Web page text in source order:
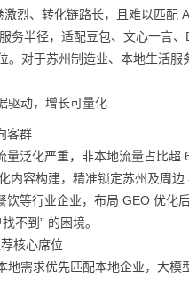
烈、转化链路长，且难以匹配
务半径，适配豆包、文心一言
。对于苏州制造业、本地生活
驱动，增长可量化
客群
量泛化严重，非本地流量占比
内容构建，精准锁定苏州及周
等行业企业，布局 GEO 优化
不到” 的困境。
核心席位
地需求优先匹配本地企业，大